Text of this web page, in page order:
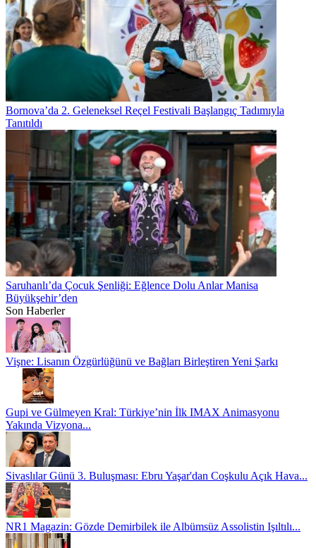
Bornova’da 2. Geleneksel Reçel Festivali Başlangıç Tadımıyla
Tanıtıldı
Saruhanlı’da Çocuk Şenliği: Eğlence Dolu Anlar Manisa
Büyükşehir’den
Son Haberler
Vişne: Lisanın Özgürlüğünü ve Bağları Birleştiren Yeni Şarkı
Gupi ve Gülmeyen Kral: Türkiye’nin İlk IMAX Animasyonu
Yakında Vizyona...
Sivaslılar Günü 3. Buluşması: Ebru Yaşar'dan Coşkulu Açık Hava...
NR1 Magazin: Gözde Demirbilek ile Albümsüz Assolistin Işıltılı...